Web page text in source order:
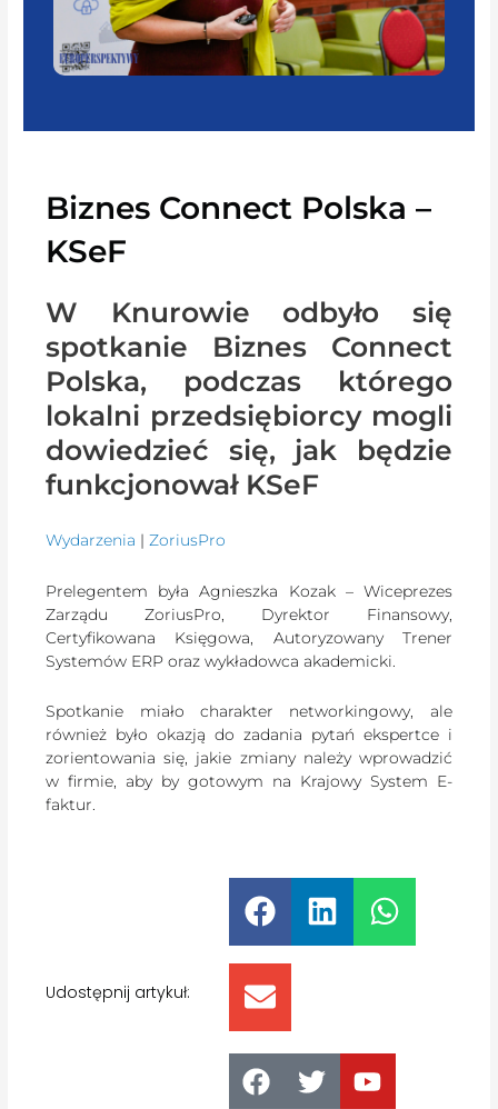
Biznes Connect Polska –
KSeF
W Knurowie odbyło się
spotkanie Biznes Connect
Polska, podczas którego
lokalni przedsiębiorcy mogli
dowiedzieć się, jak będzie
funkcjonował KSeF
Wydarzenia |ZoriusPro
Prelegentem była Agnieszka Kozak – Wiceprezes
Zarządu ZoriusPro, Dyrektor Finansowy,
Certyfikowana Księgowa, Autoryzowany Trener
Systemów ERP oraz wykładowca akademicki.
Spotkanie miało charakter networkingowy, ale
również było okazją do zadania pytań ekspertce i
zorientowania się, jakie zmiany należy wprowadzić
w firmie, aby by gotowym na Krajowy System E-
faktur.
Udostępnij artykuł: